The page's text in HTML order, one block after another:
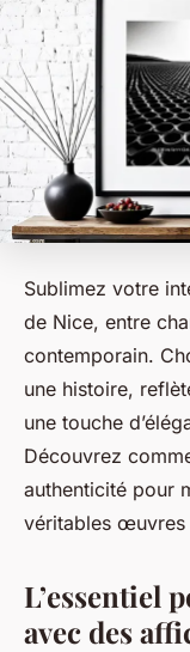
Sublimez votre
de Nice, entre
contemporain.
une histoire,
une touche
Découvrez
authenticité pour
véritables œuvres
L’essentiel
avec des